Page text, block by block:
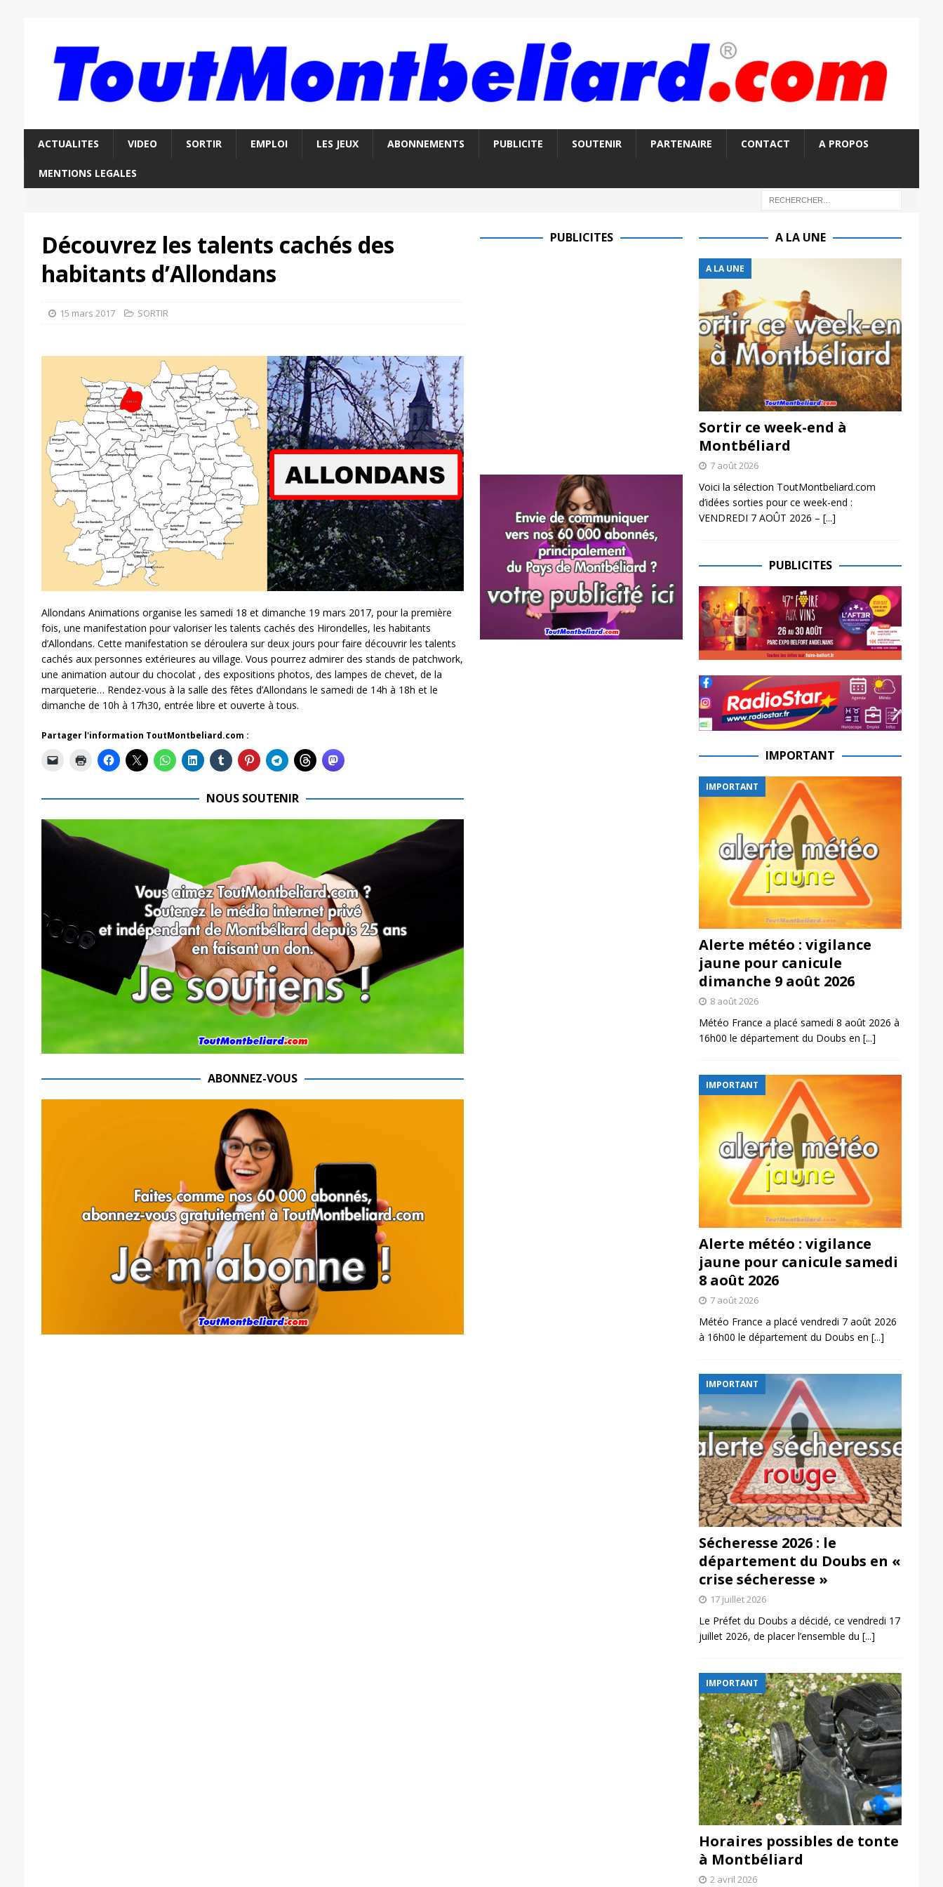
ACTUALITES VIDEO SORTIR EMPLOI LES JEUX ABONNEMENTS PUBLICITE SOUTENIR PARTENAIRE CONTACT A PROPOS
MENTIONS LEGALES
Découvrez les talents cachés des
habitants d’Allondans
15 mars 2017 SORTIR
Allondans Animations organise les samedi 18 et dimanche 19 mars 2017, pour la première
fois, une manifestation pour valoriser les talents cachés des Hirondelles, les habitants
d’Allondans. Cette manifestation se déroulera sur deux jours pour faire découvrir les talents
cachés aux personnes extérieures au village. Vous pourrez admirer des stands de patchwork,
une animation autour du chocolat , des expositions photos, des lampes de chevet, de la
marqueterie… Rendez-vous à la salle des fêtes d’Allondans le samedi de 14h à 18h et le
dimanche de 10h à 17h30, entrée libre et ouverte à tous.
Partager l'information ToutMontbeliard.com :
NOUS SOUTENIR
ABONNEZ-VOUS
PUBLICITES A LA UNE
A LA UNE
Sortir ce week-end à
Montbéliard
7 août 2026
Voici la sélection ToutMontbeliard.com
d’idées sorties pour ce week-end :
VENDREDI 7 AOÛT 2026 – [...]
PUBLICITES
IMPORTANT
IMPORTANT
Alerte météo : vigilance
jaune pour canicule
dimanche 9 août 2026
8 août 2026
Météo France a placé samedi 8 août 2026 à
16h00 le département du Doubs en [...]
IMPORTANT
Alerte météo : vigilance
jaune pour canicule samedi
8 août 2026
7 août 2026
Météo France a placé vendredi 7 août 2026
à 16h00 le département du Doubs en [...]
IMPORTANT
Sécheresse 2026 : le
département du Doubs en «
crise sécheresse »
17 juillet 2026
Le Préfet du Doubs a décidé, ce vendredi 17
juillet 2026, de placer l’ensemble du [...]
IMPORTANT
Horaires possibles de tonte
à Montbéliard
2 avril 2026